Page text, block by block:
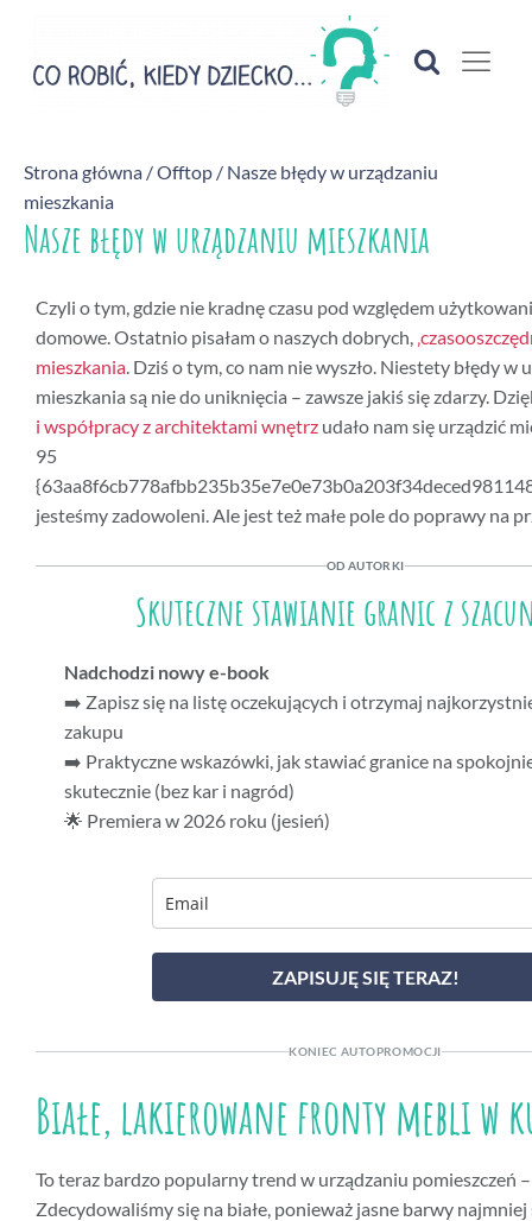
Strona główna /Offtop / Nasze błędy w urządzaniu
mieszkania
Nasze błędy w urządzaniu mieszkania
Czyli o tym, gdzie nie kradnę czasu pod względem
domowe. Ostatnio pisałam o naszych dobrych,
mieszkania. Dziś o tym, co nam nie wyszło. Niestety błędy w
mieszkania są nie do uniknięcia – zawsze jakiś się zdarzy.
i współpracy z architektami wnętrz udało nam się urządzić
95
jesteśmy zadowoleni. Ale jest też małe pole do poprawy na
OD AUTORKI
Skuteczne stawianie granic z
Nadchodzi nowy e-book
➡️ Zapisz się na listę oczekujących i otrzymaj
zakupu
➡️ Praktyczne wskazówki, jak stawiać granice na
skutecznie (bez kar i nagród)
🌟 Premiera w 2026 roku (jesień)
ZAPISUJĘ SIĘ TERAZ!
KONIEC AUTOPROMOCJI
Białe, lakierowane fronty mebli w
To teraz bardzo popularny trend w urządzaniu pomieszczeń
Zdecydowaliśmy się na białe, ponieważ jasne barwy najmniej